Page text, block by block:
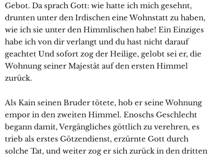
Gebot. Da sprach Gott: wie hatte ich mich gesehnt,
drunten unter den Irdischen eine Wohnstatt zu haben,
wie ich sie unter den Himmlischen habe! Ein Einziges
habe ich von dir verlangt und du hast nicht darauf
geachtet Und sofort zog der Heilige, gelobt sei er, die
Wohnung seiner Majestät auf den ersten Himmel
zurück.
Als Kain seinen Bruder tötete, hob er seine Wohnung
empor in den zweiten Himmel. Enoschs Geschlecht
begann damit, Vergängliches göttlich zu verehren, es
trieb als erstes Götzendienst, erzürnte Gott durch
solche Tat, und weiter zog er sich zurück in den dritten